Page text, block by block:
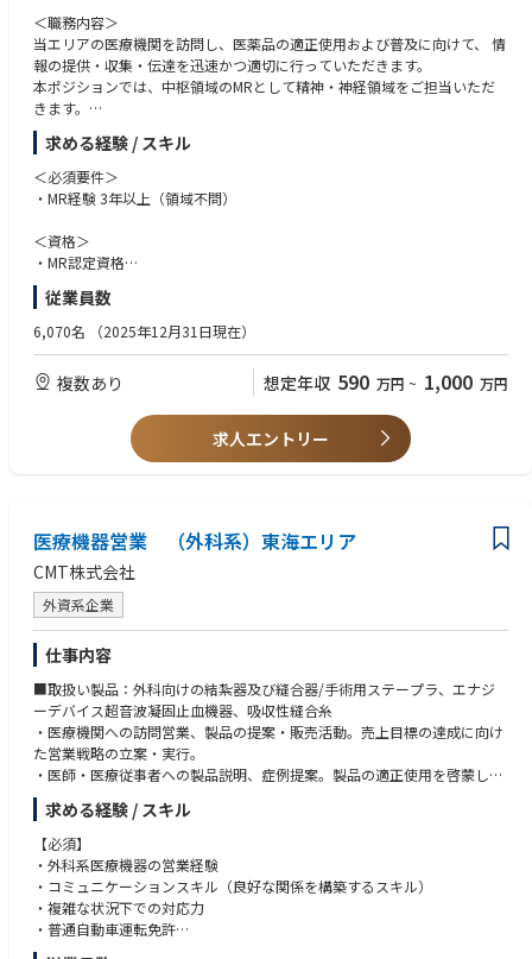
・整形外科分野は高齢化によりもっとも伸びる市場の一つです。製品力・
製品数がありますのでドクターとの信頼関係も構築しやすいです。また、
今まで歩けなかった方が、実際に自分の売った製品で、歩けるようになる
といった目に見えるやりがいを感じることもできる、非常に社会貢献度の
高い営業職になります。
■担当エリア
希望考慮
＜職務内容＞
当エリアの医療機関を訪問し、医薬品の適正使用および普及に向けて、 情
報の提供・収集・伝達を迅速かつ適切に行っていただきます。
本ポジションでは、中枢領域のMRとして精神・神経領域をご担当いただ
きます。
2024年以降は認知症領域にも関わり、担当先は精神科に加え、脳神経内科
や介護施設など、幅広い領域にわたります。
求める経験 / スキル
＜必須要件＞
・MR経験 3年以上（領域不問）
＜資格＞
・MR認定資格
・普通運転免許
＜歓迎要件＞
・社内外の関係部署と協調して連携、行動できるコミュニケーション能力
・周囲を巻き込みながら、業務を遂行できるリーダーシップ
＜マインド・人柄＞
・地域医療に貢献しようとする志のある方
従業員数
6,070名 （2025年12月31日現在）
複数あり 想定年収 590 万円 ~ 1,000 万円
求人エントリー
医療機器営業 （外科系）東海エリア
CMT株式会社
外資系企業
仕事内容
■取扱い製品：外科向けの結紮器及び縫合器/手術用ステープラ、エナジ
ーデバイス超音波凝固止血機器、吸収性縫合糸
・医療機関への訪問営業、製品の提案・販売活動。売上目標の達成に向け
た営業戦略の立案・実行。
・医師・医療従事者への製品説明、症例提案。製品の適正使用を啓蒙し、
安全に使用される環境を整備。
・品質保証に関わる不具合情報の収集、対応。代理店（ディーラー）との
協働による販促活動・物流システムの維持管理
・市場情報・競合情報の収集・レポーティング。社内へのVOC（Voice of
Customer）のフィードバック
求める経験 / スキル
【必須】
・外科系医療機器の営業経験
・コミュニケーションスキル（良好な関係を構築するスキル）
・複雑な状況下での対応力
・普通自動車運転免許